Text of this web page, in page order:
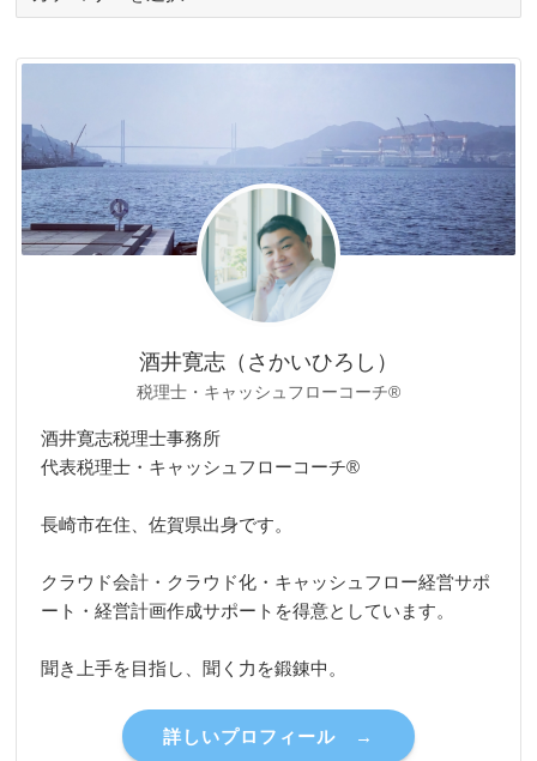
リ
酒井寛志（さかいひろし）
税理士・キャッシュフローコーチ®
酒井寛志税理士事務所
代表税理士・キャッシュフローコーチ®
長崎市在住、佐賀県出身です。
クラウド会計・クラウド化・キャッシュフロー経営サポ
ート・経営計画作成サポートを得意としています。
聞き上手を目指し、聞く力を鍛錬中。
詳しいプロフィール →